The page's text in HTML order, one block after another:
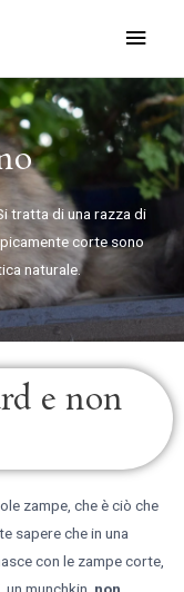
tratta di una razza di
corte sono
naturale.
e non
zampe, che è ciò che
sapere che in una
con le zampe corte,